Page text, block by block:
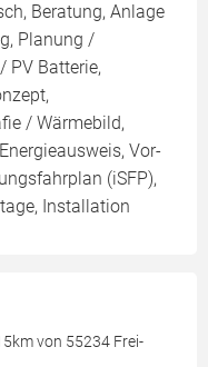
Beratung, Anlage
Planung /
PV Batterie,
/ Wärmebild,
Vor-
(iSFP),
Installation
von 55234 Frei-